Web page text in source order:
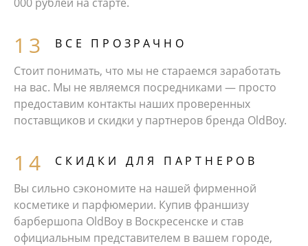
ВСЕ ПРОЗРАЧНО
Стоит понимать, что мы не стараемся заработать
на вас. Мы не являемся посредниками — просто
предоставим контакты наших проверенных
поставщиков и скидки у партнеров бренда OldBoy.
СКИДКИ ДЛЯ ПАРТНЕРОВ
Вы сильно сэкономите на нашей фирменной
косметике и парфюмерии. Купив франшизу
барбершопа OldBoy в Воскресенске и став
официальным представителем в вашем городе,